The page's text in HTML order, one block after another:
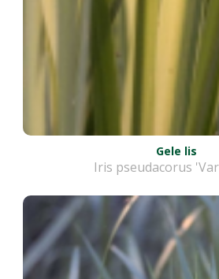
Gele lis
Iris pseudacorus